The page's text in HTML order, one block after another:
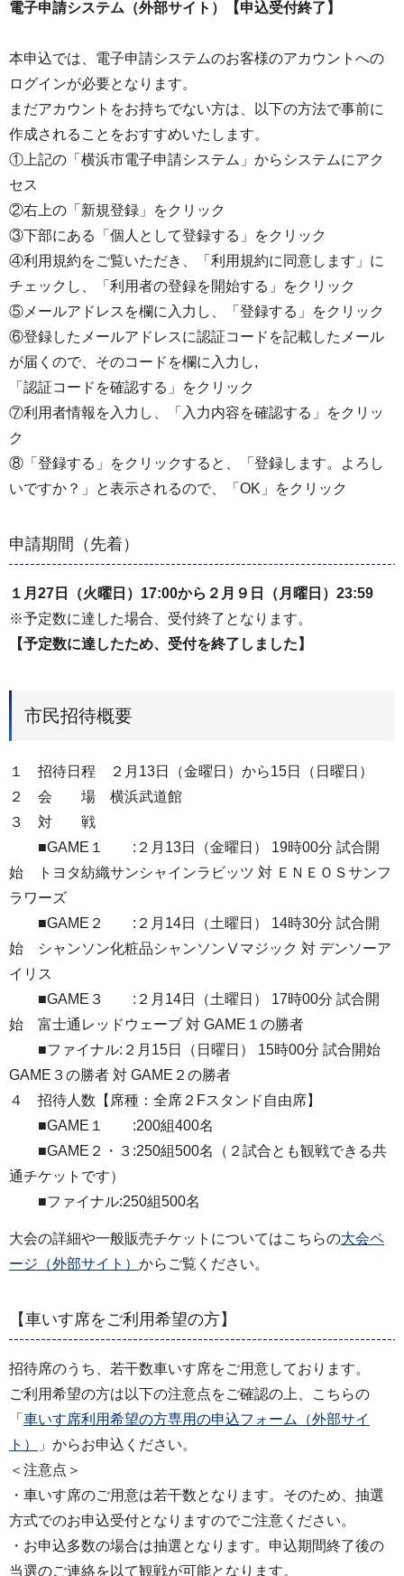
電子申請システム（外部サイト）【申込受付終了】
本申込では、電子申請システムのお客様のアカウントへの
ログインが必要となります。
まだアカウントをお持ちでない方は、以下の方法で事前に
作成されることをおすすめいたします。
①上記の「横浜市電子申請システム」からシステムにアク
セス
②右上の「新規登録」をクリック
③下部にある「個人として登録する」をクリック
④利用規約をご覧いただき、「利用規約に同意します」に
チェックし、「利用者の登録を開始する」をクリック
⑤メールアドレスを欄に入力し、「登録する」をクリック
⑥登録したメールアドレスに認証コードを記載したメール
が届くので、そのコードを欄に入力し,
「認証コードを確認する」をクリック
⑦利用者情報を入力し、「入力内容を確認する」をクリッ
ク
⑧「登録する」をクリックすると、「登録します。よろし
いですか？」と表示されるので、「OK」をクリック
申請期間（先着）
１月27日（火曜日）17:00から２月９日（月曜日）23:59
※予定数に達した場合、受付終了となります。
【予定数に達したため、受付を終了しました】
市民招待概要
１ 招待日程 ２月13日（金曜日）から15日（日曜日）
２ 会 場 横浜武道館
３ 対 戦
■GAME１ :２月13日（金曜日） 19時00分 試合開
始 トヨタ紡織サンシャインラビッツ 対 ＥＮＥＯＳサンフ
ラワーズ
■GAME２ :２月14日（土曜日） 14時30分 試合開
始 シャンソン化粧品シャンソンⅤマジック 対 デンソーア
イリス
■GAME３ :２月14日（土曜日） 17時00分 試合開
始 富士通レッドウェーブ 対 GAME１の勝者
■ファイナル:２月15日（日曜日） 15時00分 試合開始
GAME３の勝者 対 GAME２の勝者
４ 招待人数【席種：全席２Fスタンド自由席】
■GAME１ :200組400名
■GAME２・３:250組500名（２試合とも観戦できる共
通チケットです）
■ファイナル:250組500名
大会の詳細や一般販売チケットについてはこちらの大会ペ
ージ（外部サイト） からご覧ください。
【車いす席をご利用希望の方】
招待席のうち、若干数車いす席をご用意しております。
ご利用希望の方は以下の注意点をご確認の上、こちらの
「 車いす席利用希望の方専用の申込フォーム（外部サイ
ト）
」からお申込ください。
＜注意点＞
・車いす席のご用意は若干数となります。そのため、抽選
方式でのお申込受付となりますのでご注意ください。
・お申込多数の場合は抽選となります。申込期間終了後の
当選のご連絡を以て観戦が可能となります。